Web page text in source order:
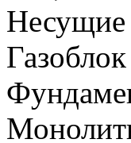
Несущие